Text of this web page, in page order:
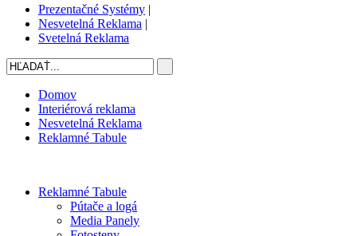
Prezentačné Systémy |
Nesvetelná Reklama |
Svetelná Reklama
Domov
Interiérová reklama
Nesvetelná Reklama
Reklamné Tabule
Reklamné Tabule
Pútače a logá
Media Panely